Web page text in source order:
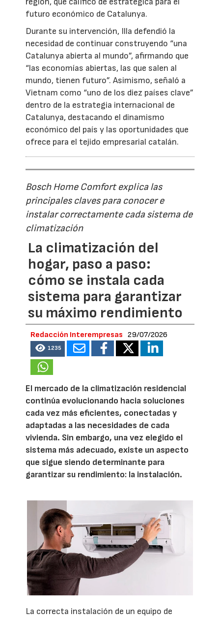
futuro económico de Catalunya.
Durante su intervención, Illa defendió la
necesidad de continuar construyendo “una
Catalunya abierta al mundo”, afirmando que
“las economías abiertas, las que salen al
mundo, tienen futuro”. Asimismo, señaló a
Vietnam como “uno de los diez países clave”
dentro de la estrategia internacional de
Catalunya, destacando el dinamismo
económico del país y las oportunidades que
ofrece para el tejido empresarial catalán.
Bosch Home Comfort explica las
principales claves para conocer e
instalar correctamente cada sistema de
climatización
La climatización del
hogar, paso a paso:
cómo se instala cada
sistema para garantizar
su máximo rendimiento
Redacción Interempresas 29/07/2026
1235
El mercado de la climatización residencial
continúa evolucionando hacia soluciones
cada vez más eficientes, conectadas y
adaptadas a las necesidades de cada
vivienda. Sin embargo, una vez elegido el
sistema más adecuado, existe un aspecto
que sigue siendo determinante para
garantizar su rendimiento: la instalación.
La correcta instalación de un equipo de